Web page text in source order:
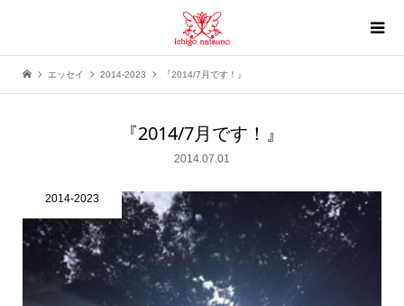
エッセイ 2014-2023 『2014/7月です！』
『2014/7月です！』
2014.07.01
2014-2023